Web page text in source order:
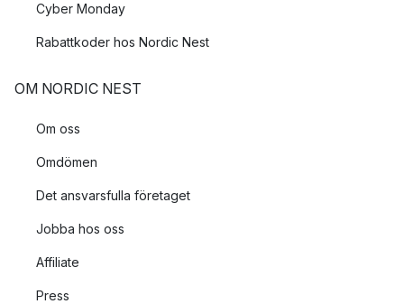
Cyber Monday
Rabattkoder hos Nordic Nest
OM NORDIC NEST
Om oss
Omdömen
Det ansvarsfulla företaget
Jobba hos oss
Affiliate
Press